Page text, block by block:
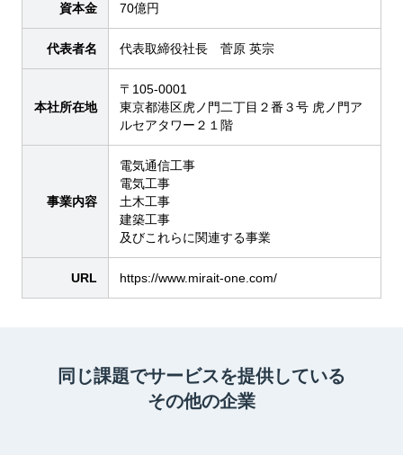
資本金 70億円
代表者名 代表取締役社長 菅原 英宗
本社所在地
〒105-0001
東京都港区虎ノ門二丁目２番３号 虎ノ門ア
ルセアタワー２１階
事業内容
電気通信工事
電気工事
土木工事
建築工事
及びこれらに関連する事業
URL https://www.mirait-one.com/
同じ課題でサービスを提供している
その他の企業